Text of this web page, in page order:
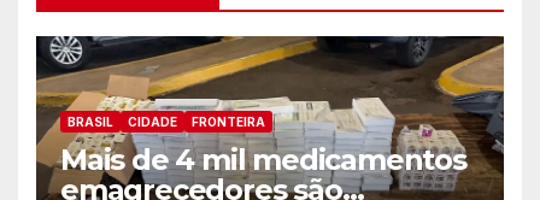
BRASIL CIDADE FRONTEIRA
Mais de 4 mil medicamentos
emagrecedores são